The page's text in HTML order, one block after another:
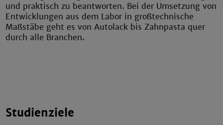
und praktisch zu beantworten. Bei der Umsetzung von
Entwicklungen aus dem Labor in großtechnische
Maßstäbe geht es von Autolack bis Zahnpasta quer
durch alle Branchen.
Studienziele